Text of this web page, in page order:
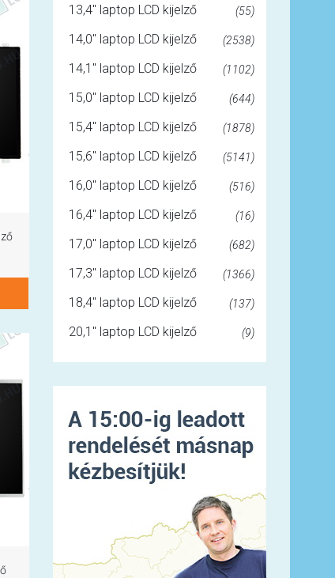
13,4" laptop LCD kijelző (55)
14,0" laptop LCD kijelző (2538)
14,1" laptop LCD kijelző (1102)
15,0" laptop LCD kijelző (644)
15,4" laptop LCD kijelző (1878)
15,6" laptop LCD kijelző (5141)
16,0" laptop LCD kijelző (516)
16,4" laptop LCD kijelző (16)
17,0" laptop LCD kijelző (682)
17,3" laptop LCD kijelző (1366)
18,4" laptop LCD kijelző (137)
20,1" laptop LCD kijelző (9)